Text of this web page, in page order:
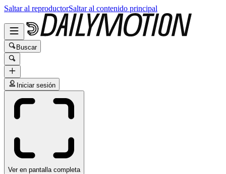
Saltar al reproductorSaltar al contenido principal
Buscar
Iniciar sesión
Ver en pantalla completa